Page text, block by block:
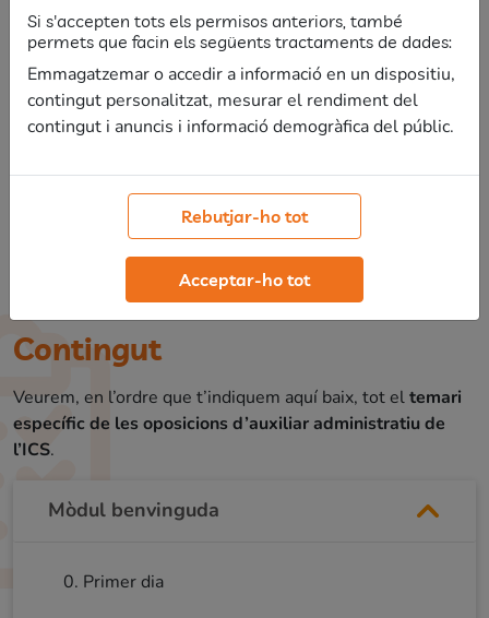
Contingut
Veurem, en l’ordre que t’indiquem aquí baix, tot eltemari
específic de les oposicions d’auxiliar administratiu de
l’ICS.
Mòdul benvinguda
Primer dia
Si s'accepten tots els permisos anteriors, també
permets que facin els següents tractaments de dades:
Emmagatzemar o accedir a informació en un dispositiu,
contingut personalitzat, mesurar el rendiment del
contingut i anuncis i informació demogràfica del públic.
Rebutjar-ho tot
Acceptar-ho tot